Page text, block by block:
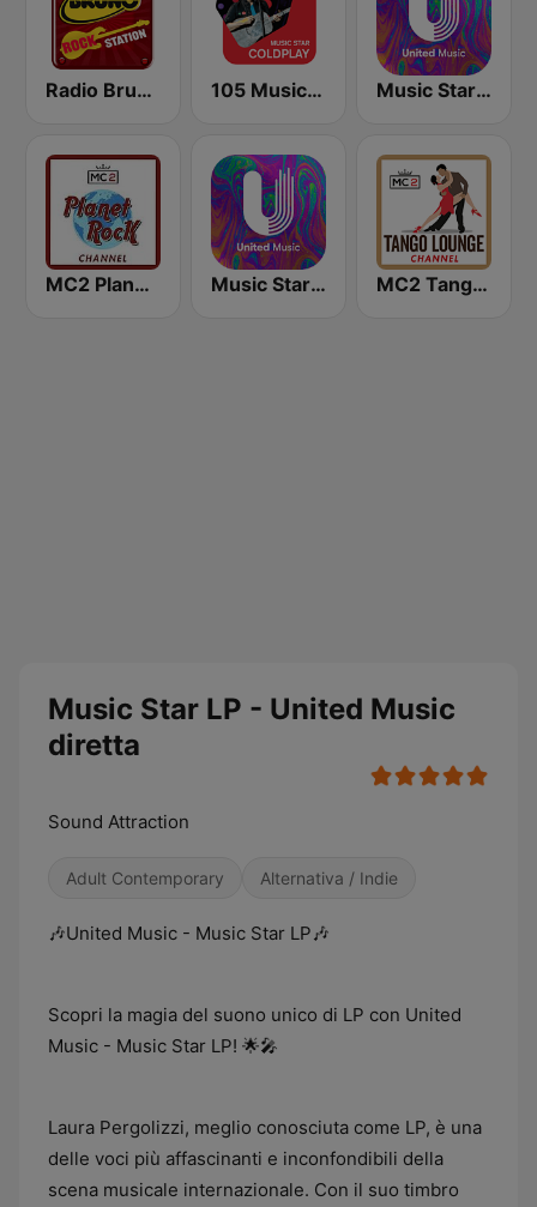
Radio Bruno Rock Station 105 Music Star: Coldplay Music Star Aerosmith - United Music
MC2 Planet Rock Channel Music Star Zucchero - United Music MC2 Tango Lounge
Music Star LP - United Music
diretta
Sound Attraction
Adult Contemporary Alternativa / Indie
🎶United Music - Music Star LP🎶
Scopri la magia del suono unico di LP con United
Music - Music Star LP! 🌟🎤
Laura Pergolizzi, meglio conosciuta come LP, è una
delle voci più affascinanti e inconfondibili della
scena musicale internazionale. Con il suo timbro